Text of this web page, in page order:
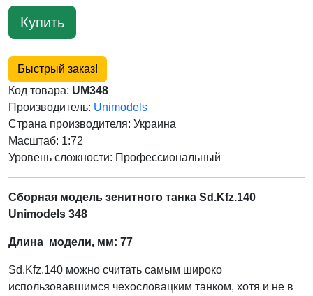
Купить
Быстрый заказ!
Код товара: UM348
Производитель: Unimodels
Страна производителя: Украина
Масштаб: 1:72
Уровень сложности: Профессиональный
Сборная модель зенитного танка Sd.Kfz.140
Unimodels 348
Длина модели, мм: 77
Sd.Kfz.140 можно считать самым широко
использовавшимся чехословацким танком, хотя и не в